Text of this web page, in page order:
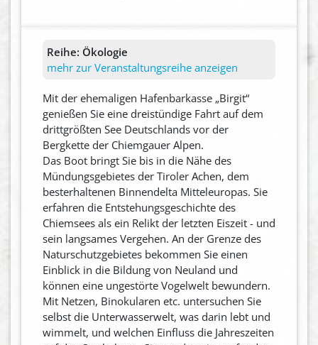
Reihe: Ökologie
mehr zur Veranstaltungsreihe anzeigen
Mit der ehemaligen Hafenbarkasse „Birgit“
genießen Sie eine dreistündige Fahrt auf dem
drittgrößten See Deutschlands vor der
Bergkette der Chiemgauer Alpen.
Das Boot bringt Sie bis in die Nähe des
Mündungsgebietes der Tiroler Achen, dem
besterhaltenen Binnendelta Mitteleuropas. Sie
erfahren die Entstehungsgeschichte des
Chiemsees als ein Relikt der letzten Eiszeit - und
sein langsames Vergehen. An der Grenze des
Naturschutzgebietes bekommen Sie einen
Einblick in die Bildung von Neuland und
können eine ungestörte Vogelwelt bewundern.
Mit Netzen, Binokularen etc. untersuchen Sie
selbst die Unterwasserwelt, was darin lebt und
wimmelt, und welchen Einfluss die Jahreszeiten